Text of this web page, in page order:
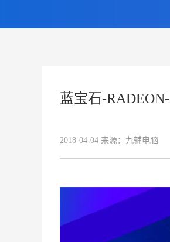
蓝宝石-
2018-04-04 来源： 九辅电脑